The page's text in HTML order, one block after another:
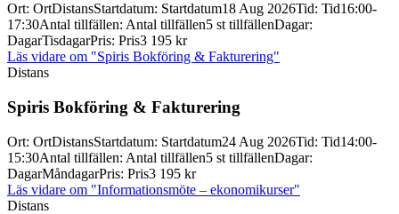
Ort: OrtDistansStartdatum: Startdatum18 Aug 2026Tid: Tid16:00-
17:30Antal tillfällen: Antal tillfällen5 st tillfällenDagar:
DagarTisdagarPris: Pris3 195 kr
Läs vidare om "Spiris Bokföring & Fakturering"
Distans
Spiris Bokföring & Fakturering
Ort: OrtDistansStartdatum: Startdatum24 Aug 2026Tid: Tid14:00-
15:30Antal tillfällen: Antal tillfällen5 st tillfällenDagar:
DagarMåndagarPris: Pris3 195 kr
Läs vidare om "Informationsmöte – ekonomikurser"
Distans